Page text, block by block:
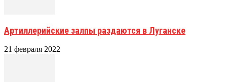
Артиллерийские залпы раздаются в Луганске
21 февраля 2022